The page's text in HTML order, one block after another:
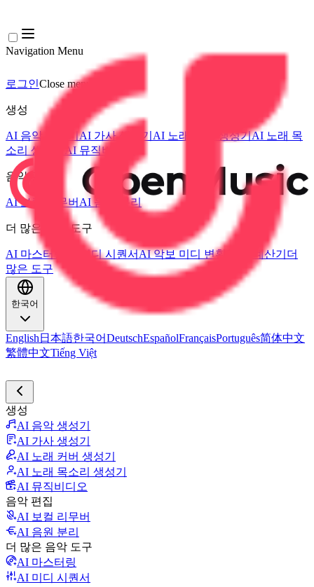
Navigation Menu
로그인Close menu
생성
AI 음악 생성기AI 가사 생성기 AI 노래 커버 생성기AI 노래 목
소리 생성기
AI 뮤직비디오
음악 편집
AI 보컬 리무버 AI 음원 분리
더 많은 음악 도구
AI 마스터링 AI 미디 시퀀서AI 악보 미디 변환 BPM 계산기 더
많은 도구
한국어
English 日本語한국어DeutschEspañolFrançaisPortuguês简体中文
繁體中文Tiếng Việt
생성
AI 음악 생성기
AI 가사 생성기
AI 노래 커버 생성기
AI 노래 목소리 생성기
AI 뮤직비디오
음악 편집
AI 보컬 리무버
AI 음원 분리
더 많은 음악 도구
AI 마스터링
AI 미디 시퀀서